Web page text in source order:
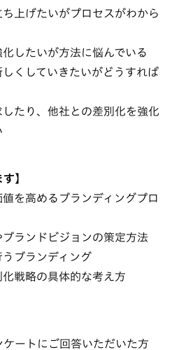
上げたいがプロセスがわから
したいが方法に悩んでいる
くしていきたいがどうすれば
たり、他社との差別化を強化
】
を高めるブランディングプロ
ランドビジョンの策定方法
ブランディング
戦略の具体的な考え方
ートにご回答いただいた方